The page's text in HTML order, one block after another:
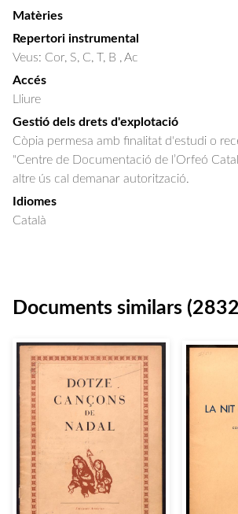
Matèries
Repertori instrumental
Veus: Cor, S, C, T, B , Ac
Accés
Lliure
Gestió dels drets d'explotació
Còpia permesa amb finalitat d'estudi o
"Centre de Documentació de l’Orfeó
altre ús cal demanar autorització.
Idiomes
Català
Documents similars